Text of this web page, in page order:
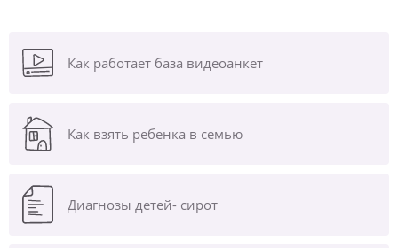
Как работает база видеоанкет
Как взять ребенка в семью
Диагнозы детей- сирот